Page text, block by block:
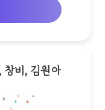
창비, 김원아